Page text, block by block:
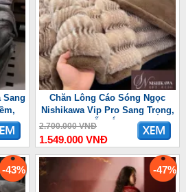
Sang
Chăn Lông Cáo Sóng Ngọc
Nishikawa Vip Pro Sang Trọng,
Ấm Áp
2.700.000 VNĐ
1.549.000 VNĐ
-43% -47%